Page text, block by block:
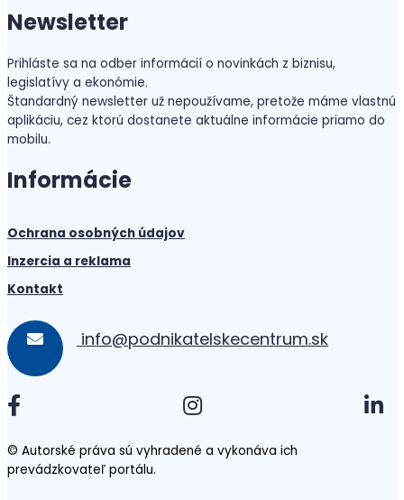
Newsletter
Prihláste sa na odber informácií o novinkách z biznisu,
legislatívy a ekonómie.
Štandardný newsletter už nepoužívame, pretože máme vlastnú
aplikáciu, cez ktorú dostanete aktuálne informácie priamo do
mobilu.
Informácie
Ochrana osobných údajov
Inzercia a reklama
Kontakt
info@podnikatelskecentrum.sk
© Autorské práva sú vyhradené a vykonáva ich
prevádzkovateľ portálu.